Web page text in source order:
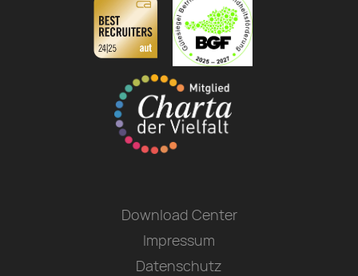
Download Center
Impressum
Datenschutz